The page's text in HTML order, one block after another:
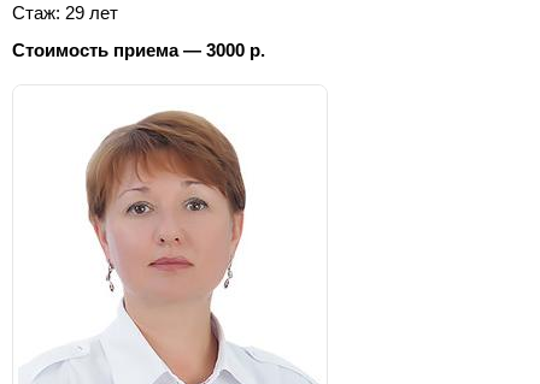
Стаж: 29 лет
Стоимость приема — 3000 р.